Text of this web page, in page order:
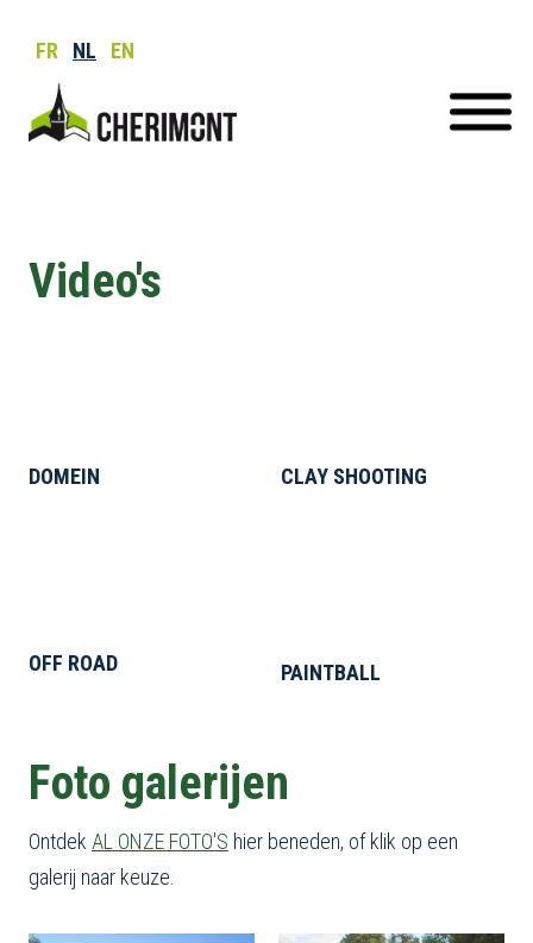
FR NL EN
Video's
DOMEIN CLAY SHOOTING
OFF ROAD PAINTBALL
Foto galerijen
Ontdek AL ONZE FOTO'S hier beneden, of klik op een
galerij naar keuze.